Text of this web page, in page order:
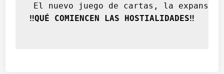
El nuevo juego de cartas, la
‼️QUÉ COMIENCEN LAS HOSTIALIDADES‼️